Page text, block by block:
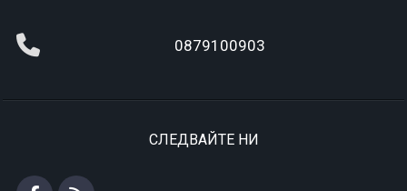
0879100903
СЛЕДВАЙТЕ НИ